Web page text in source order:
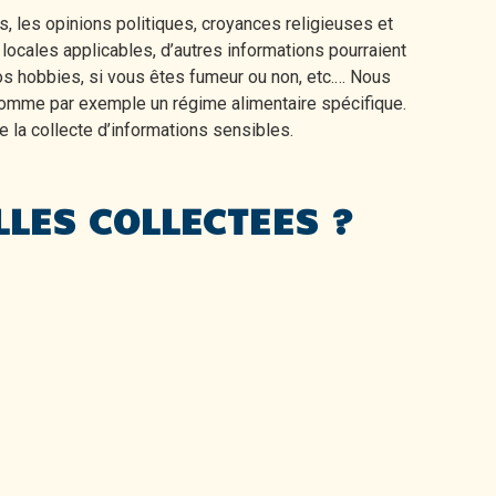
les opinions politiques, croyances religieuses et
applicables, d’autres informations pourraient
hobbies, si vous êtes fumeur ou non, etc.… Nous
par exemple un régime alimentaire spécifique.
la collecte d’informations sensibles.
COLLECTEES ?